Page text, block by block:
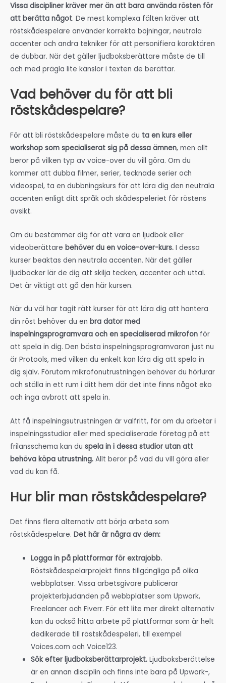
Vissa discipliner kräver mer än att bara använda rösten för
att berätta något. De mest komplexa fälten kräver att
röstskådespelare använder korrekta böjningar, neutrala
accenter och andra tekniker för att personifiera karaktären
de dubbar. När det gäller ljudboksberättare måste de till
och med prägla lite känslor i texten de berättar.
Vad behöver du för att bli
röstskådespelare?
För att bli röstskådespelare måste du ta en kurs eller
workshop som specialiserat sig på dessa ämnen, men allt
beror på vilken typ av voice-over du vill göra. Om du
kommer att dubba filmer, serier, tecknade serier och
videospel, ta en dubbningskurs för att lära dig den neutrala
accenten enligt ditt språk och skådespeleriet för röstens
avsikt.
Om du bestämmer dig för att vara en ljudbok eller
videoberättare behöver du en voice-over-kurs. I dessa
kurser beaktas den neutrala accenten. När det gäller
ljudböcker lär de dig att skilja tecken, accenter och uttal.
Det är viktigt att gå den här kursen.
När du väl har tagit rätt kurser för att lära dig att hantera
din röst behöver du en bra dator med
inspelningsprogramvara och en specialiserad mikrofon för
att spela in dig. Den bästa inspelningsprogramvaran just nu
är Protools, med vilken du enkelt kan lära dig att spela in
dig själv. Förutom mikrofonutrustningen behöver du hörlurar
och ställa in ett rum i ditt hem där det inte finns något eko
och inga avbrott att spela in.
Att få inspelningsutrustningen är valfritt, för om du arbetar i
inspelningsstudior eller med specialiserade företag på ett
frilansschema kan du spela in i dessa studior utan att
behöva köpa utrustning. Allt beror på vad du vill göra eller
vad du kan få.
Hur blir man röstskådespelare?
Det finns flera alternativ att börja arbeta som
röstskådespelare. Det här är några av dem:
Logga in på plattformar för extrajobb.
Röstskådespelarprojekt finns tillgängliga på olika
webbplatser. Vissa arbetsgivare publicerar
projekterbjudanden på webbplatser som Upwork,
Freelancer och Fiverr. För ett lite mer direkt alternativ
kan du också hitta arbete på plattformar som är helt
dedikerade till röstskådespeleri, till exempel
Voices.com och Voice123.
Sök efter ljudboksberättarprojekt. Ljudboksberättelse
är en annan disciplin och finns inte bara på Upwork-,